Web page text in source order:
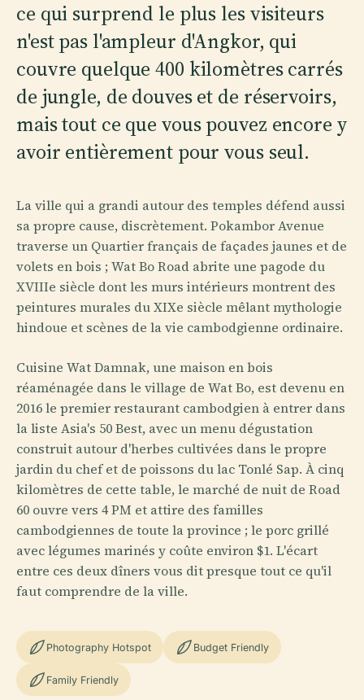
ce qui surprend le plus les visiteurs
n'est pas l'ampleur d'Angkor, qui
couvre quelque 400 kilomètres carrés
de jungle, de douves et de réservoirs,
mais tout ce que vous pouvez encore y
avoir entièrement pour vous seul.
La ville qui a grandi autour des temples défend aussi
sa propre cause, discrètement. Pokambor Avenue
traverse un Quartier français de façades jaunes et de
volets en bois ; Wat Bo Road abrite une pagode du
XVIIIe siècle dont les murs intérieurs montrent des
peintures murales du XIXe siècle mêlant mythologie
hindoue et scènes de la vie cambodgienne ordinaire.
Cuisine Wat Damnak, une maison en bois
réaménagée dans le village de Wat Bo, est devenu en
2016 le premier restaurant cambodgien à entrer dans
la liste Asia's 50 Best, avec un menu dégustation
construit autour d'herbes cultivées dans le propre
jardin du chef et de poissons du lac Tonlé Sap. À cinq
kilomètres de cette table, le marché de nuit de Road
60 ouvre vers 4 PM et attire des familles
cambodgiennes de toute la province ; le porc grillé
avec légumes marinés y coûte environ $1. L'écart
entre ces deux dîners vous dit presque tout ce qu'il
faut comprendre de la ville.
Photography Hotspot Budget Friendly
Family Friendly